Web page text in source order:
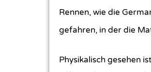
Rennen, wie die
gefahren, in der die
Physikalisch gesehen